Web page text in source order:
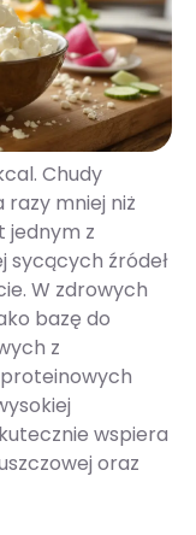
Chudy
mniej niż
jednym z
sycących źródeł
W zdrowych
bazę do
z
wspiera
oraz